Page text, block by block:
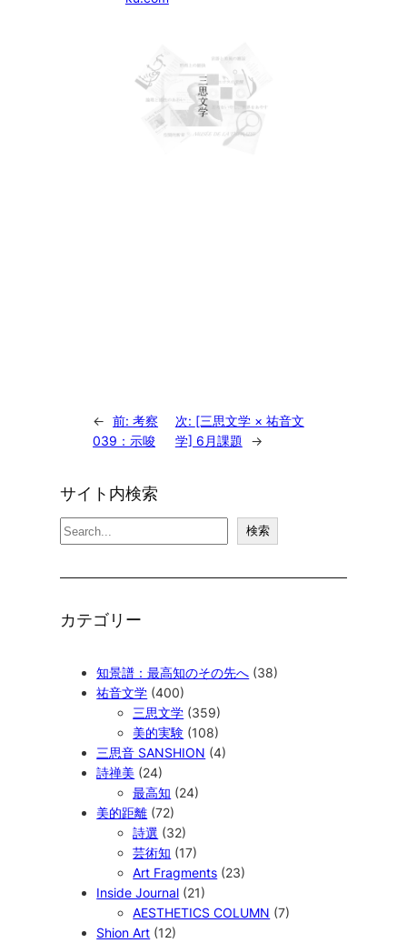
← 前:考察
039：示唆
次: [三思文学 × 祐音文
学] 6月課題
→
サイト内検索
検
索
検索
カテゴリー
知景譜：最高知のその先へ (38)
祐音文学 (400)
三思文学 (359)
美的実験 (108)
三思音 SANSHION (4)
詩禅美 (24)
最高知 (24)
美的距離 (72)
詩選 (32)
芸術知 (17)
Art Fragments (23)
Inside Journal (21)
AESTHETICS COLUMN (7)
Shion Art (12)